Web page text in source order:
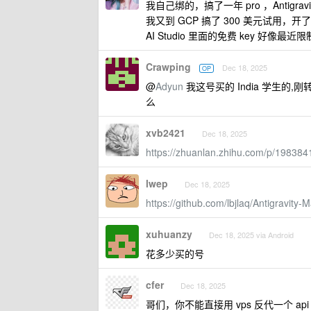
我自己绑的，搞了一年 pro ，
我又到 GCP 搞了 300 美元试用，开
AI Studio 里面的免费 key 好像最近限
Crawping OP Dec 18, 2025
@Adyun 我这号买的 India 学生的,刚
么
xvb2421 Dec 18, 2025
https://zhuanlan.zhihu.com/p/
lwep Dec 18, 2025
https://github.com/lbjlaq/Antigravity-
xuhuanzy Dec 18, 2025 via Android
花多少买的号
cfer Dec 18, 2025
哥们，你不能直接用 vps 反代一个